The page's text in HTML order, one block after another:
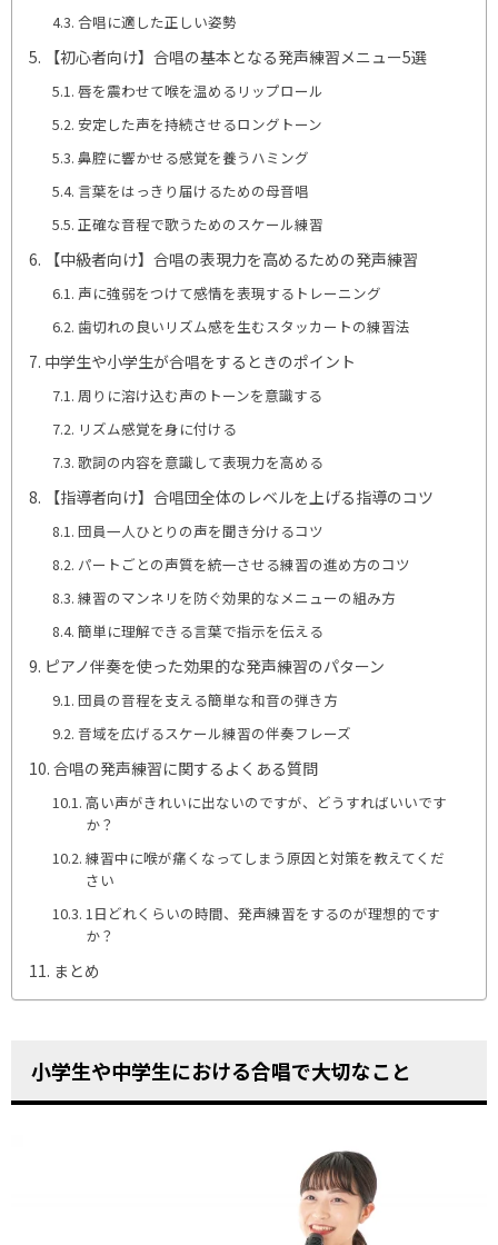
合唱に適した正しい姿勢
【初心者向け】合唱の基本となる発声練習メニュー5選
唇を震わせて喉を温めるリップロール
安定した声を持続させるロングトーン
鼻腔に響かせる感覚を養うハミング
言葉をはっきり届けるための母音唱
正確な音程で歌うためのスケール練習
【中級者向け】合唱の表現力を高めるための発声練習
声に強弱をつけて感情を表現するトレーニング
歯切れの良いリズム感を生むスタッカートの練習法
中学生や小学生が合唱をするときのポイント
周りに溶け込む声のトーンを意識する
リズム感覚を身に付ける
歌詞の内容を意識して表現力を高める
【指導者向け】合唱団全体のレベルを上げる指導のコツ
団員一人ひとりの声を聞き分けるコツ
パートごとの声質を統一させる練習の進め方のコツ
練習のマンネリを防ぐ効果的なメニューの組み方
簡単に理解できる言葉で指示を伝える
ピアノ伴奏を使った効果的な発声練習のパターン
団員の音程を支える簡単な和音の弾き方
音域を広げるスケール練習の伴奏フレーズ
合唱の発声練習に関するよくある質問
高い声がきれいに出ないのですが、どうすればいいです
か？
練習中に喉が痛くなってしまう原因と対策を教えてくだ
さい
1日どれくらいの時間、発声練習をするのが理想的です
か？
まとめ
小学生や中学生における合唱で大切なこと